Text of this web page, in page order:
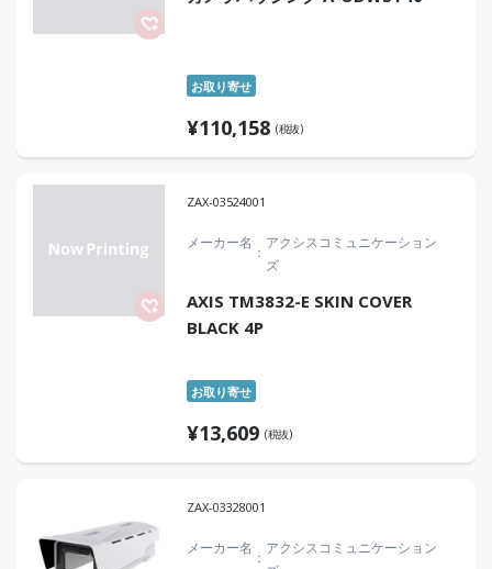
お取り寄せ
¥110,158 (税抜)
ZAX-03524001
メーカー名
アクシスコミュニケーション
ズ
AXIS TM3832-E SKIN COVER
BLACK 4P
お取り寄せ
¥13,609 (税抜)
ZAX-03328001
メーカー名
アクシスコミュニケーション